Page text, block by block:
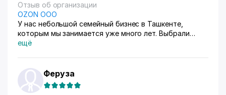
Отзыв об организации
OZON ООО
У нас небольшой семейный бизнес в Ташкенте,
которым мы занимается уже много лет. Выбрали
схему ФБС, для нашего Узбекистана это пока
приема. Покупатели из рахных стран берут, из
России особенно много, узбекский хлопок там
любят) За продажами следим через приложение, оно
ещё
Феруза